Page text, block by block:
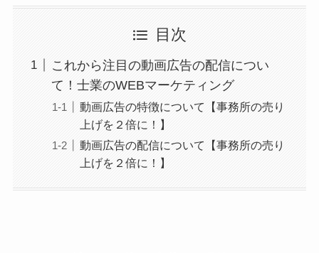
目次
これから注目の動画広告の配信につい
て！士業のWEBマーケティング
動画広告の特徴について【事務所の売り
上げを２倍に！】
動画広告の配信について【事務所の売り
上げを２倍に！】